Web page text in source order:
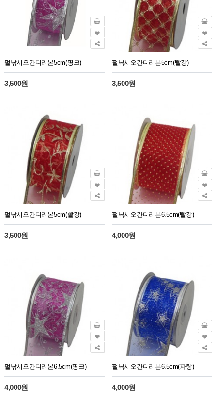
펄낚시오간디리본5cm(핑크)
3,500원
펄낚시오간디리본5cm(빨강)
3,500원
펄낚시오간디리본5cm(빨강)
3,500원
펄낚시오간디리본6.5cm(빨강)
4,000원
펄낚시오간디리본6.5cm(핑크)
4,000원
펄낚시오간디리본6.5cm(파랑)
4,000원